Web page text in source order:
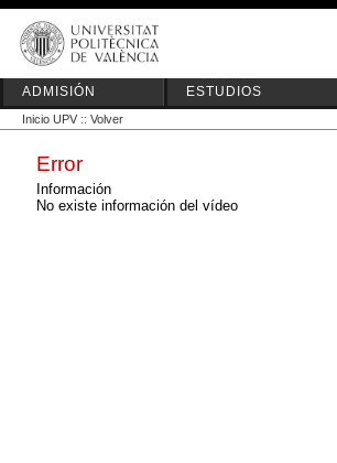
ADMISIÓN ESTUDIOS
Inicio UPV :: Volver
Error
Información
No existe información del vídeo